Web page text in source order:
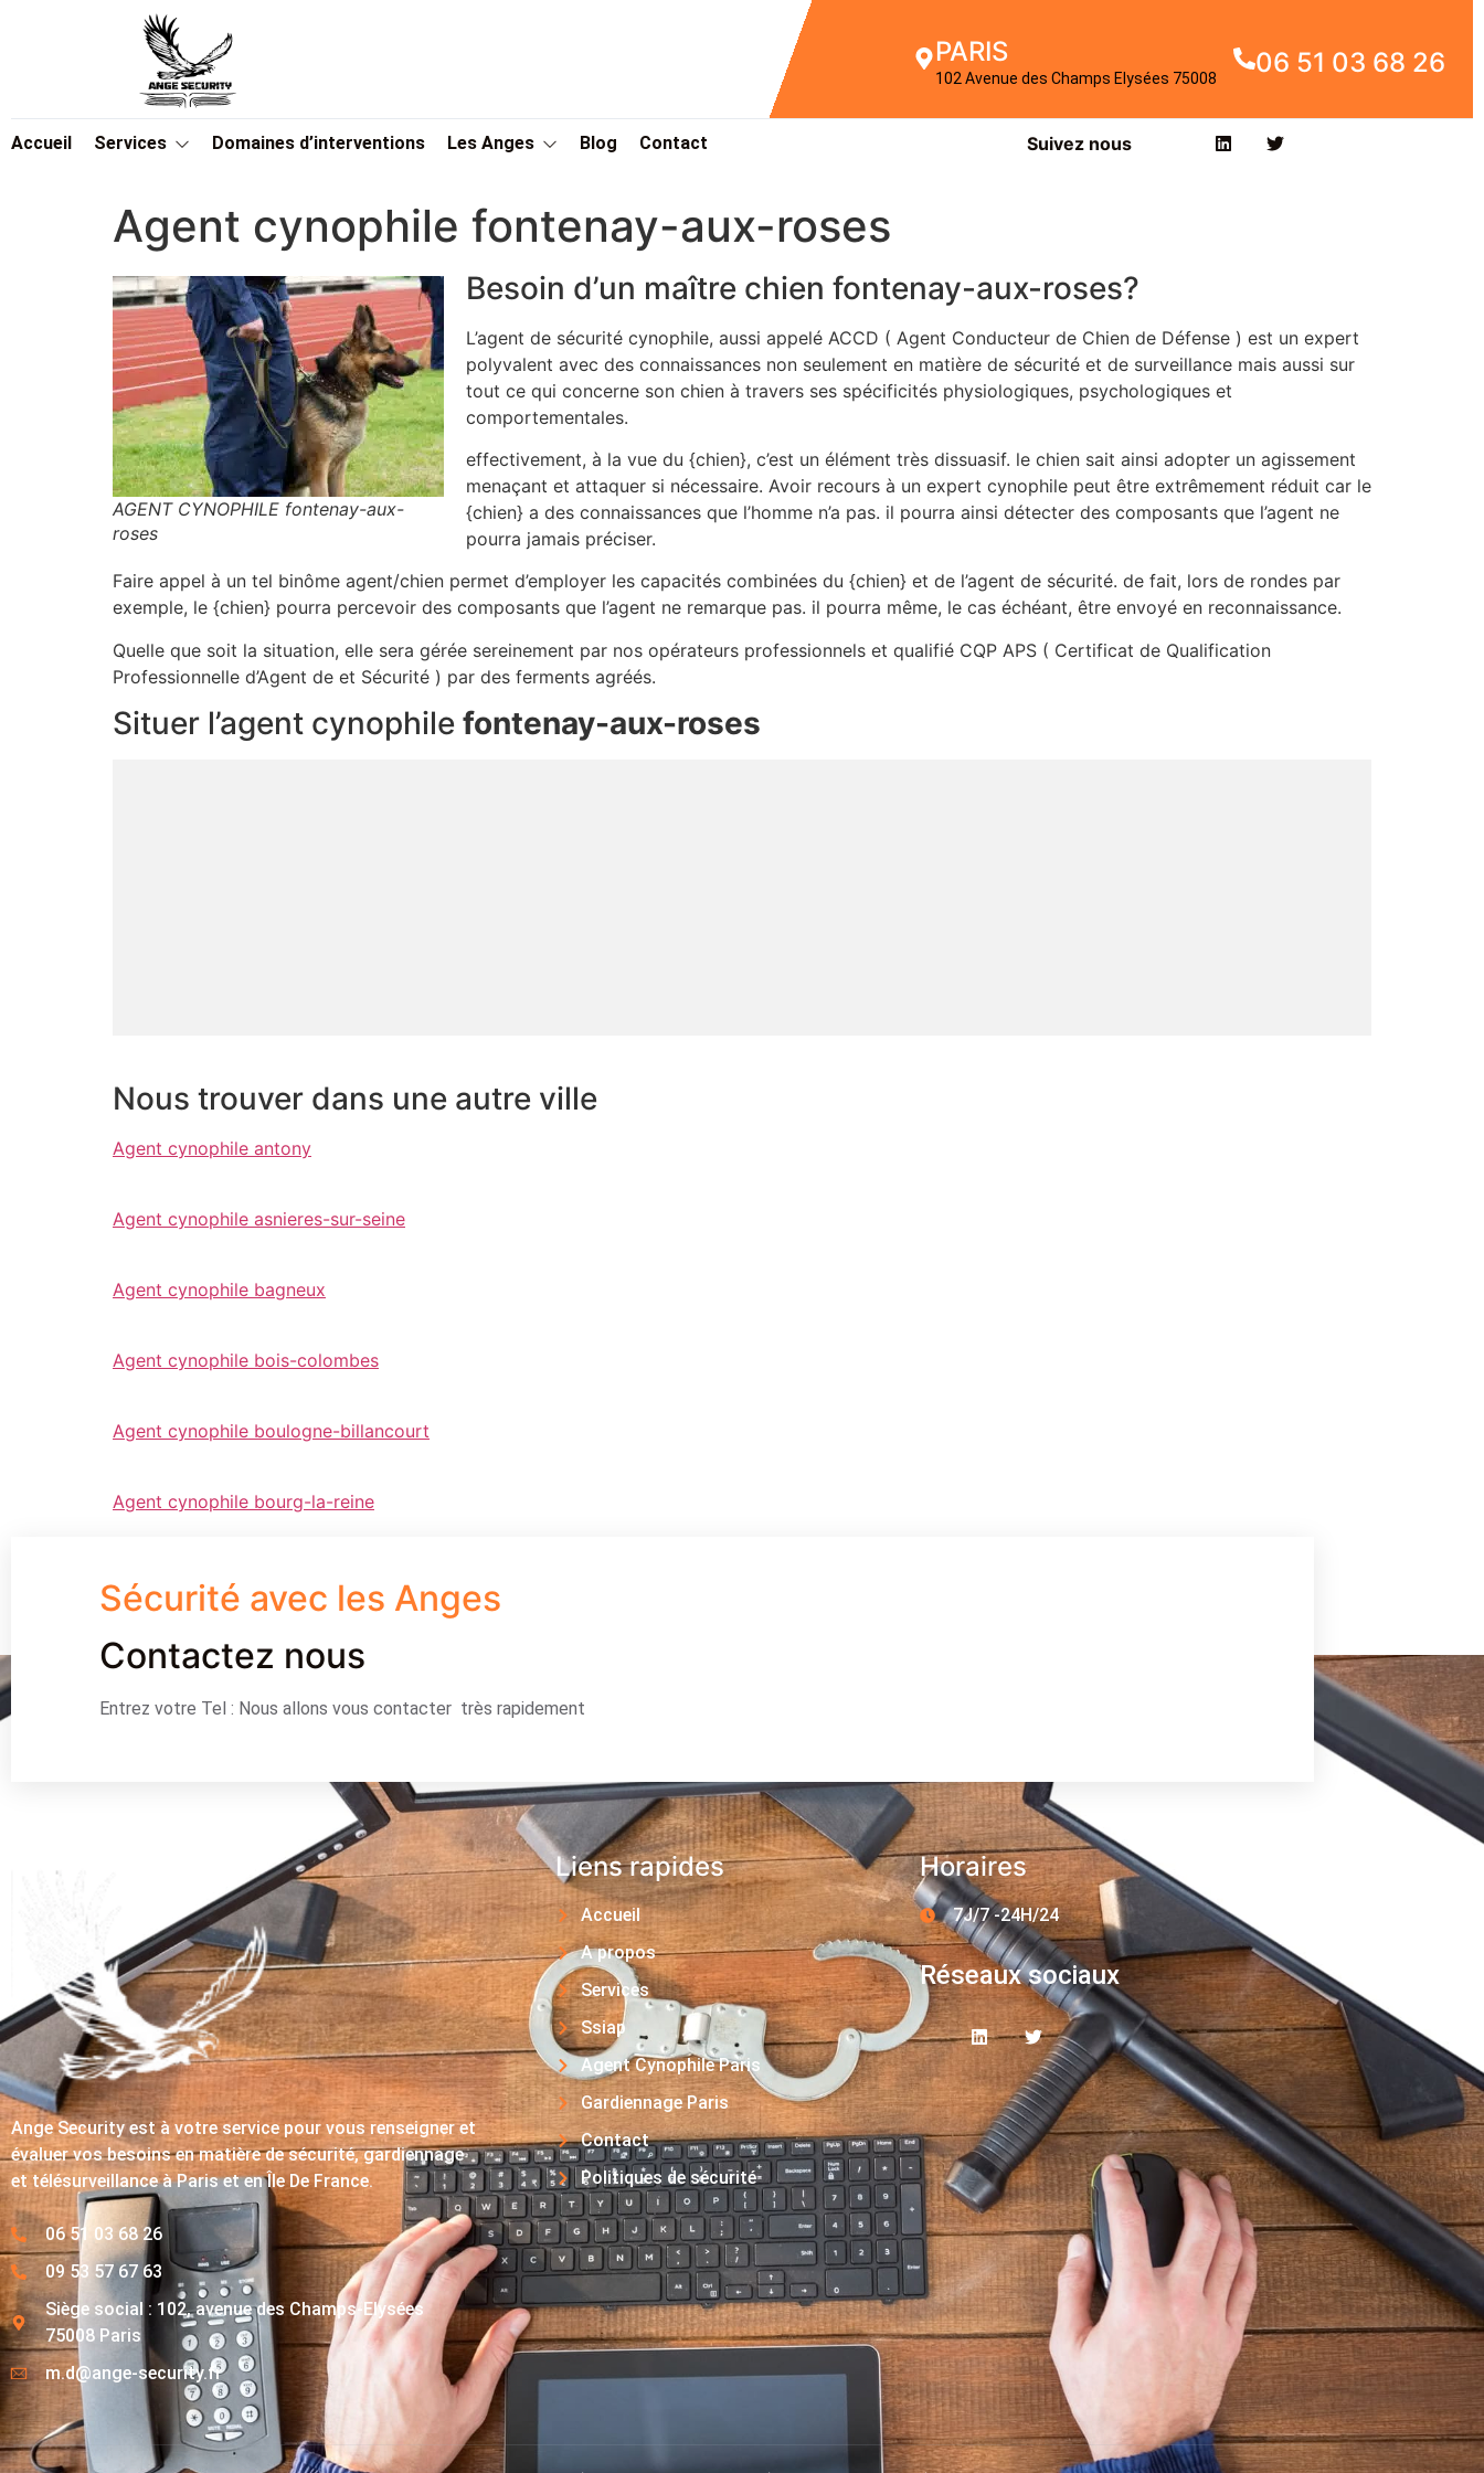
PARIS
102 Avenue des Champs Elysées 75008 06 51 03 68 26
Accueil Services Domaines d’interventions Les Anges Blog Contact Suivez nous
Agent cynophile fontenay-aux-roses
AGENT CYNOPHILE fontenay-aux-
roses
Besoin d’un maître chien fontenay-aux-roses?
L’agent de sécurité cynophile, aussi appelé ACCD ( Agent Conducteur de Chien de Défense ) est un expert
polyvalent avec des connaissances non seulement en matière de sécurité et de surveillance mais aussi sur
tout ce qui concerne son chien à travers ses spécificités physiologiques, psychologiques et
comportementales.
effectivement, à la vue du {chien}, c’est un élément très dissuasif. le chien sait ainsi adopter un agissement
menaçant et attaquer si nécessaire. Avoir recours à un expert cynophile peut être extrêmement réduit car le
{chien} a des connaissances que l’homme n’a pas. il pourra ainsi détecter des composants que l’agent ne
pourra jamais préciser.
Faire appel à un tel binôme agent/chien permet d’employer les capacités combinées du {chien} et de l’agent de sécurité. de fait, lors de rondes par
exemple, le {chien} pourra percevoir des composants que l’agent ne remarque pas. il pourra même, le cas échéant, être envoyé en reconnaissance.
Quelle que soit la situation, elle sera gérée sereinement par nos opérateurs professionnels et qualifié CQP APS ( Certificat de Qualification
Professionnelle d’Agent de et Sécurité ) par des ferments agréés.
Situer l’agent cynophile fontenay-aux-roses
Nous trouver dans une autre ville
Agent cynophile antony
Agent cynophile asnieres-sur-seine
Agent cynophile bagneux
Agent cynophile bois-colombes
Agent cynophile boulogne-billancourt
Agent cynophile bourg-la-reine
Sécurité avec les Anges
Contactez nous
Entrez votre Tel : Nous allons vous contacter très rapidement
Ange Security est à votre service pour vous renseigner et
évaluer vos besoins en matière de sécurité, gardiennage
et télésurveillance à Paris et en Île De France.
06 51 03 68 26
09 53 57 67 63
Siège social : 102, avenue des Champs-Elysées
75008 Paris
m.d@ange-security.fr
Liens rapides
Accueil
A propos
Services
Ssiap
Agent Cynophile Paris
Gardiennage Paris
Contact
Politiques de sécurité
Horaires
7J/7 -24H/24
Réseaux sociaux